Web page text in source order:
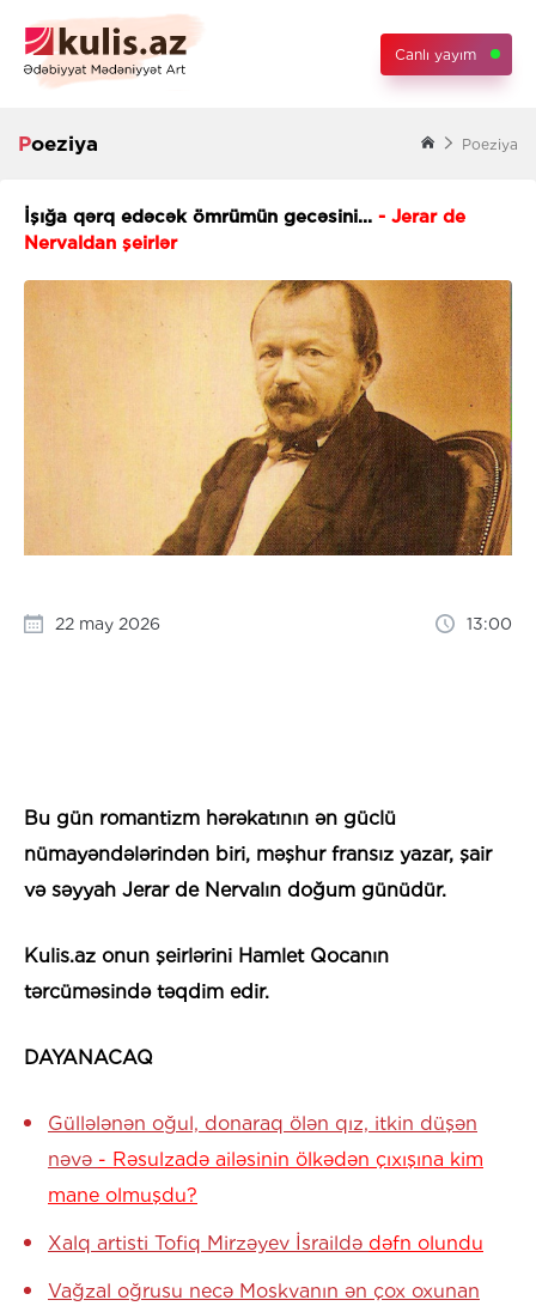
Canlı yayım
Poeziya Poeziya
İşığa qərq edəcək ömrümün gecəsini... - Jerar de
Nervaldan şeirlər
22 may 2026 13:00
Bu gün romantizm hərəkatının ən güclü
nümayəndələrindən biri, məşhur fransız yazar, şair
və səyyah Jerar de Nervalın doğum günüdür.
Kulis.az onun şeirlərini Hamlet Qocanın
tərcüməsində təqdim edir.
DAYANACAQ
Güllələnən oğul, donaraq ölən qız, itkin düşən
nəvə - Rəsulzadə ailəsinin ölkədən çıxışına kim
mane olmuşdu?
Xalq artisti Tofiq Mirzəyev İsraildə dəfn olundu
Vağzal oğrusu necə Moskvanın ən çox oxunan